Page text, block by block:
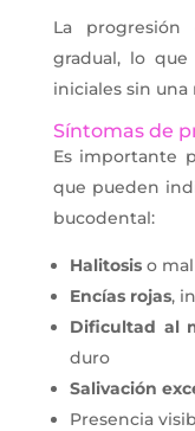
La progresión
gradual, lo
iniciales sin
Síntomas de
Es importante
que pueden
bucodental:
Halitosiso mal
Encías rojas,
Dificultad al
duro
Salivación
Presencia